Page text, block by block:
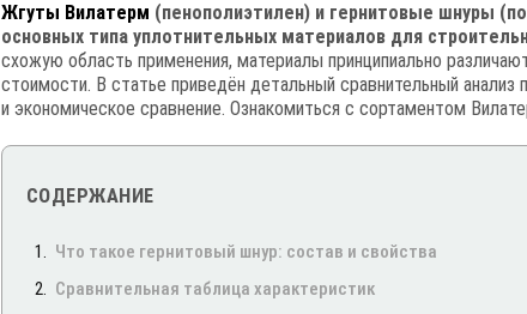
Жгуты Вилатерм (пенополиэтилен) и гернитовые шнуры
основных типа уплотнительных материалов для
схожую область применения, материалы принципиально
стоимости. В статье приведён детальный сравнительный
и экономическое сравнение. Ознакомиться с сортаментом
СОДЕРЖАНИЕ
Что такое гернитовый шнур: состав и свойства
Сравнительная таблица характеристик